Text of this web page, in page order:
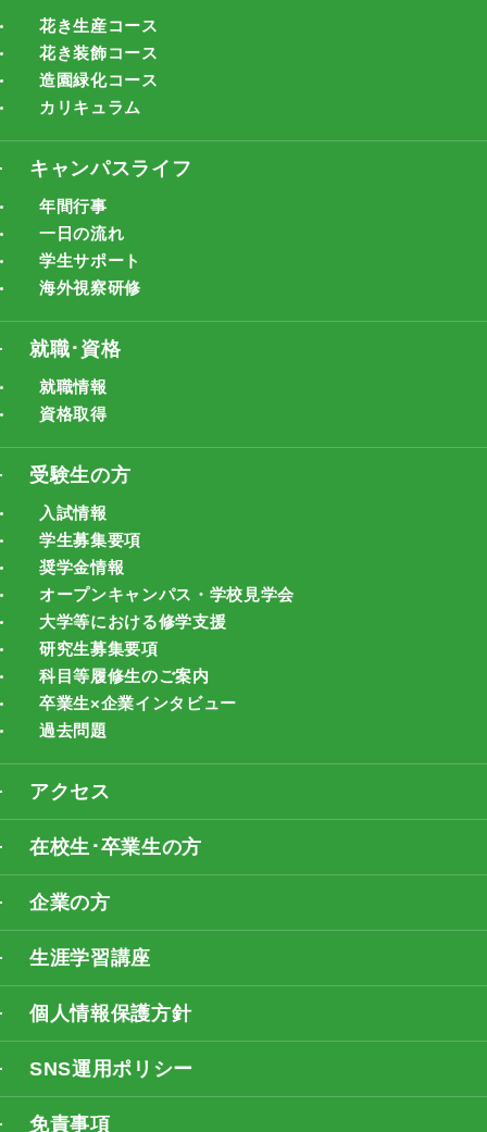
花き生産コース
花き装飾コース
造園緑化コース
カリキュラム
キャンパスライフ
年間行事
一日の流れ
学生サポート
海外視察研修
就職･資格
就職情報
資格取得
受験生の方
入試情報
学生募集要項
奨学金情報
オープンキャンパス・学校見学会
大学等における修学支援
研究生募集要項
科目等履修生のご案内
卒業生×企業インタビュー
過去問題
アクセス
在校生･卒業生の方
企業の方
生涯学習講座
個人情報保護方針
SNS運用ポリシー
免責事項